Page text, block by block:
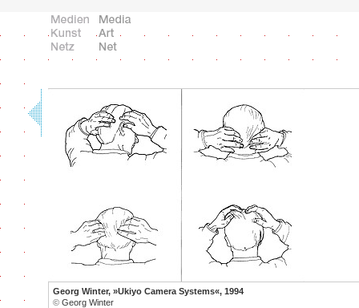
Georg Winter, »Ukiyo Camera Systems«, 1994
© Georg Winter